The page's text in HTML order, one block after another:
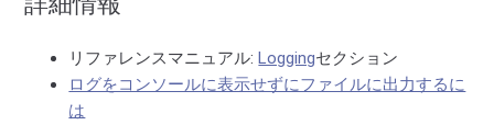
リファレンスマニュアル: Loggingセクション
ログをコンソールに表示せずにファイルに出力するに
は